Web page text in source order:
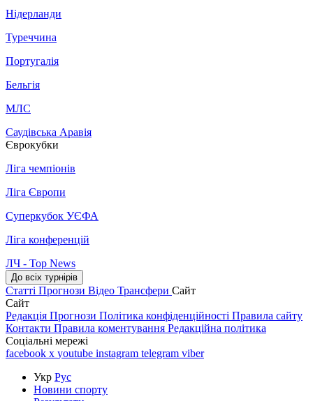
Нідерланди
Туреччина
Португалія
Бельгія
МЛС
Саудівська Аравія
Єврокубки
Ліга чемпіонів
Ліга Європи
Суперкубок УЄФА
Ліга конференцій
ЛЧ - Top News
До всіх турнірів
Статті Прогнози Відео Трансфери Сайт
Сайт
Редакція Прогнози Політика конфіденційності Правила сайту
Контакти Правила коментування Редакційна політика
Соціальні мережі
facebook x youtube instagram telegram viber
Укр Рус
Новини спорту